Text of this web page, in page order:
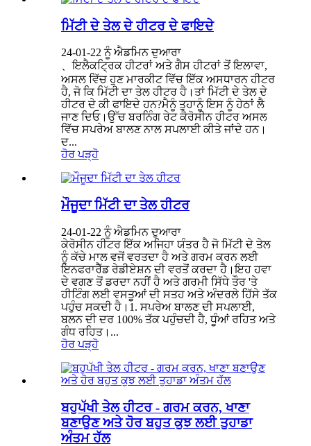
ਮਿੱਟੀ ਦੇ ਤੇਲ ਦੇ ਹੀਟਰ ਦੇ ਫਾਇਦੇ
24-01-22 ਨੂੰ ਐਡਮਿਨ ਦੁਆਰਾ
、ਇਲੈਕਟ੍ਰਿਕ ਹੀਟਰਾਂ ਅਤੇ ਗੈਸ ਹੀਟਰਾਂ ਤੋਂ ਇਲਾਵਾ,
ਅਸਲ ਵਿੱਚ ਹੁਣ ਮਾਰਕੀਟ ਵਿੱਚ ਇੱਕ ਅਸਧਾਰਨ ਹੀਟਰ
ਹੈ, ਜੋ ਕਿ ਮਿੱਟੀ ਦਾ ਤੇਲ ਹੀਟਰ ਹੈ।ਤਾਂ ਮਿੱਟੀ ਦੇ ਤੇਲ ਦੇ
ਹੀਟਰ ਦੇ ਕੀ ਫਾਇਦੇ ਹਨ?ਮੈਨੂੰ ਤੁਹਾਨੂੰ ਇਸ ਨੂੰ ਹੇਠਾਂ ਲੈ
ਜਾਣ ਦਿਓ।ਉੱਚ ਬਰਨਿੰਗ ਰੇਟ ਕੈਰੋਸੀਨ ਹੀਟਰ ਅਸਲ
ਵਿੱਚ ਸਪਰੇਅ ਬਾਲਣ ਨਾਲ ਸਪਲਾਈ ਕੀਤੇ ਜਾਂਦੇ ਹਨ।
ਦ...
ਹੋਰ ਪੜ੍ਹੋ
ਮੌਜੂਦਾ ਮਿੱਟੀ ਦਾ ਤੇਲ ਹੀਟਰ
24-01-22 ਨੂੰ ਐਡਮਿਨ ਦੁਆਰਾ
ਕੇਰੋਸੀਨ ਹੀਟਰ ਇੱਕ ਅਜਿਹਾ ਯੰਤਰ ਹੈ ਜੋ ਮਿੱਟੀ ਦੇ ਤੇਲ
ਨੂੰ ਕੱਚੇ ਮਾਲ ਵਜੋਂ ਵਰਤਦਾ ਹੈ ਅਤੇ ਗਰਮ ਕਰਨ ਲਈ
ਇਨਫਰਾਰੈੱਡ ਰੇਡੀਏਸ਼ਨ ਦੀ ਵਰਤੋਂ ਕਰਦਾ ਹੈ।ਇਹ ਹਵਾ
ਦੇ ਵਗਣ ਤੋਂ ਡਰਦਾ ਨਹੀਂ ਹੈ ਅਤੇ ਗਰਮੀ ਸਿੱਧੇ ਤੌਰ 'ਤੇ
ਹੀਟਿੰਗ ਲਈ ਵਸਤੂਆਂ ਦੀ ਸਤਹ ਅਤੇ ਅੰਦਰਲੇ ਹਿੱਸੇ ਤੱਕ
ਪਹੁੰਚ ਸਕਦੀ ਹੈ।1. ਸਪਰੇਅ ਬਾਲਣ ਦੀ ਸਪਲਾਈ,
ਬਲਨ ਦੀ ਦਰ 100% ਤੱਕ ਪਹੁੰਚਦੀ ਹੈ, ਧੂੰਆਂ ਰਹਿਤ ਅਤੇ
ਗੰਧ ਰਹਿਤ।...
ਹੋਰ ਪੜ੍ਹੋ
ਬਹੁਪੱਖੀ ਤੇਲ ਹੀਟਰ - ਗਰਮ ਕਰਨ, ਖਾਣਾ
ਬਣਾਉਣ ਅਤੇ ਹੋਰ ਬਹੁਤ ਕੁਝ ਲਈ ਤੁਹਾਡਾ
ਅੰਤਮ ਹੱਲ